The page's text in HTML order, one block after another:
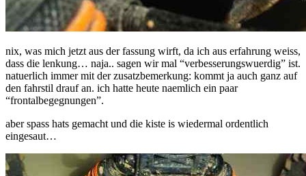
nix, was mich jetzt aus der fassung wirft, da ich aus erfahrung weiss,
dass die lenkung… naja.. sagen wir mal “verbesserungswuerdig” ist.
natuerlich immer mit der zusatzbemerkung: kommt ja auch ganz auf
den fahrstil drauf an. ich hatte heute naemlich ein paar
“frontalbegegnungen”.
aber spass hats gemacht und die kiste is wiedermal ordentlich
eingesaut…